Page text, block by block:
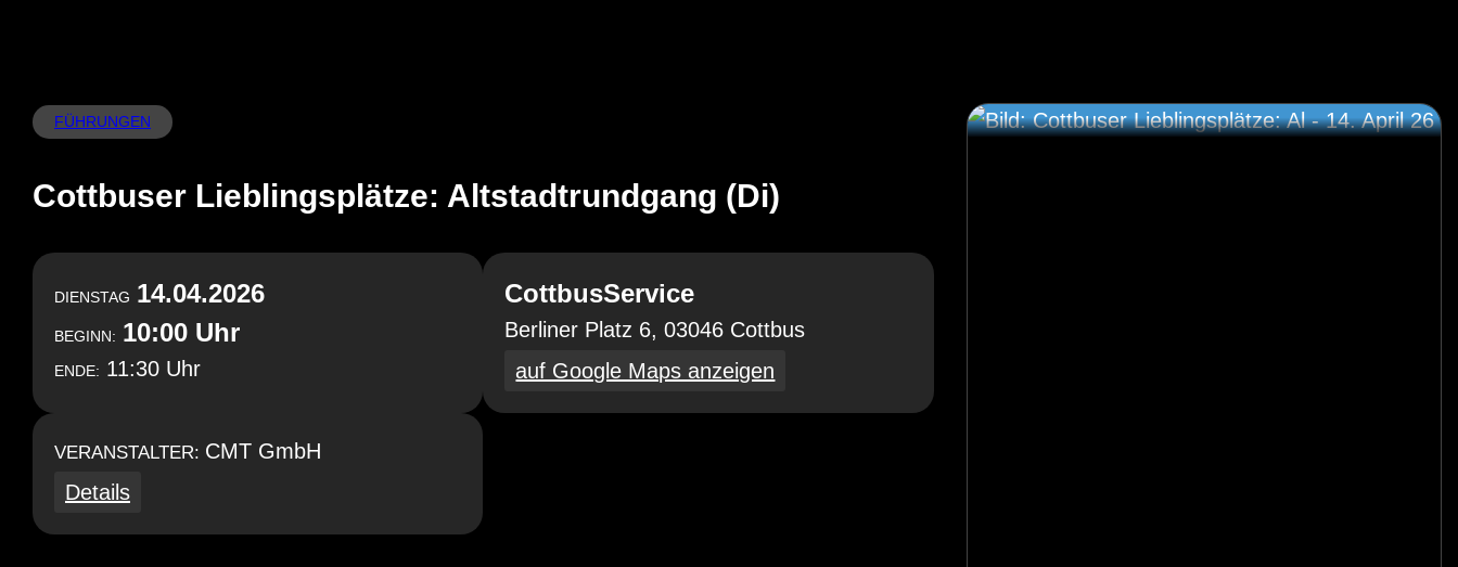
FÜHRUNGEN
Cottbuser Lieblingsplätze: Altstadtrundgang (Di)
DIENSTAG 14.04.2026
BEGINN: 10:00 Uhr
ENDE: 11:30 Uhr
CottbusService
Berliner Platz 6, 03046 Cottbus
auf Google Maps anzeigen
VERANSTALTER: CMT GmbH
Details